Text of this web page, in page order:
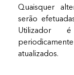
Quaisquer
serão
Utilizador
atualizados.